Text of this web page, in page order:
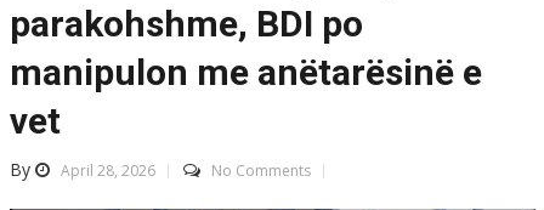
parakohshme, BDI po
manipulon me anëtarësinë e
vet
By April 28, 2026 No Comments